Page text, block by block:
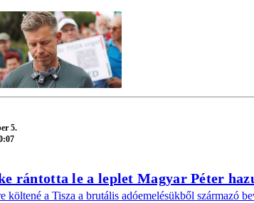
5.
rántotta le a leplet Magyar Péter
költené a Tisza a brutális adóemelésükből származó